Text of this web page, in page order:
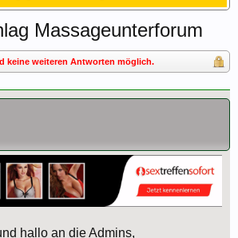
Massageunterforum
keine weiteren Antworten möglich.
hallo an die Admins,